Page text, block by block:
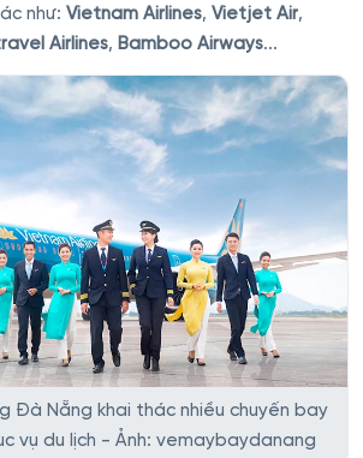
như: Vietnam Airlines, Vietjet Air,
Airlines, Bamboo Airways...
Đà Nẵng khai thác nhiều chuyến bay
vụ du lịch - Ảnh: vemaybaydanang